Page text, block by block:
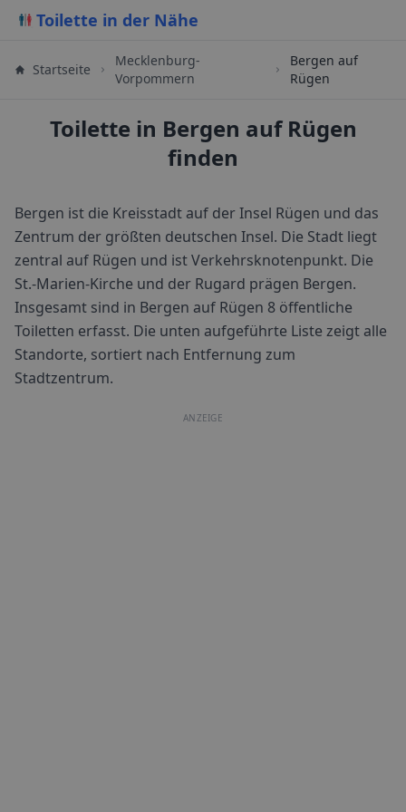
Toilette in der Nähe
Startseite
Mecklenburg-
Vorpommern
Bergen auf
Rügen
Toilette in Bergen auf Rügen
finden
Bergen ist die Kreisstadt auf der Insel Rügen und das
Zentrum der größten deutschen Insel. Die Stadt liegt
zentral auf Rügen und ist Verkehrsknotenpunkt. Die
St.-Marien-Kirche und der Rugard prägen Bergen.
Insgesamt sind in Bergen auf Rügen 8 öffentliche
Toiletten erfasst. Die unten aufgeführte Liste zeigt alle
Standorte, sortiert nach Entfernung zum
Stadtzentrum.
ANZEIGE